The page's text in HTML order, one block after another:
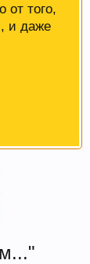
от того,
и даже
оно
рак.